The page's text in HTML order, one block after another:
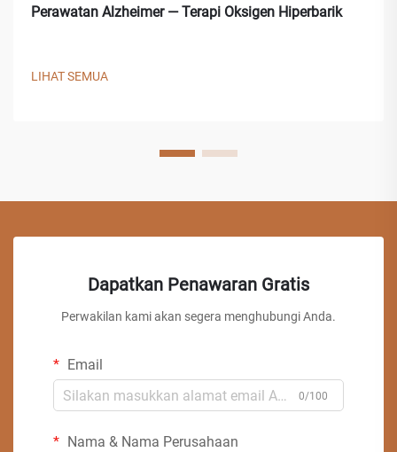
Perawatan Alzheimer — Terapi Oksigen Hiperbarik
LIHAT SEMUA
Dapatkan Penawaran Gratis
Perwakilan kami akan segera menghubungi Anda.
Email
0/100
Nama & Nama Perusahaan